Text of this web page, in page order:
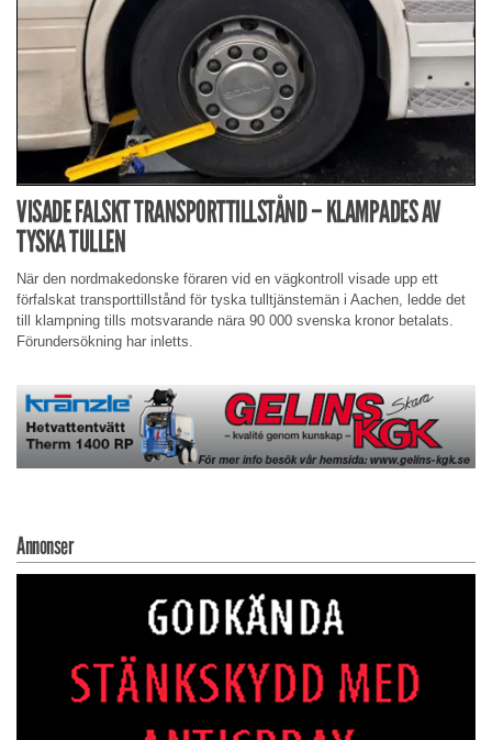
VISADE FALSKT TRANSPORTTILLSTÅND – KLAMPADES AV
TYSKA TULLEN
När den nordmakedonske föraren vid en vägkontroll visade upp ett
förfalskat transporttillstånd för tyska tulltjänstemän i Aachen, ledde det
till klampning tills motsvarande nära 90 000 svenska kronor betalats.
Förundersökning har inletts.
Annonser